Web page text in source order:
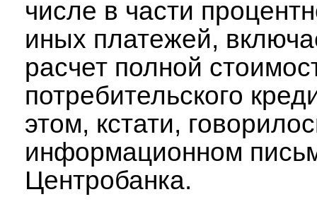
числе в части
иных платежей,
расчет полной
потребительского
этом, кстати,
информационном
Центробанка.